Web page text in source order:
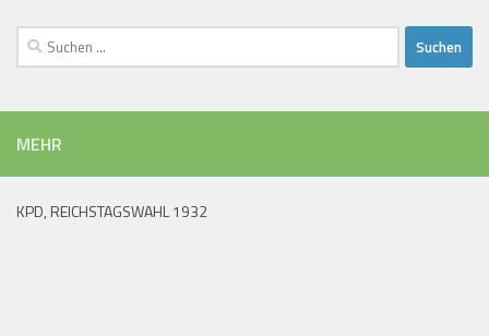
Suchen
nach:
MEHR
KPD, REICHSTAGSWAHL 1932